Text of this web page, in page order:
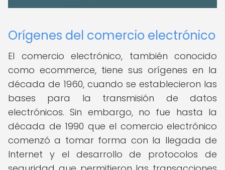
Orígenes del comercio electrónico
El comercio electrónico, también conocido
como ecommerce, tiene sus orígenes en la
década de 1960, cuando se establecieron las
bases para la transmisión de datos
electrónicos. Sin embargo, no fue hasta la
década de 1990 que el comercio electrónico
comenzó a tomar forma con la llegada de
Internet y el desarrollo de protocolos de